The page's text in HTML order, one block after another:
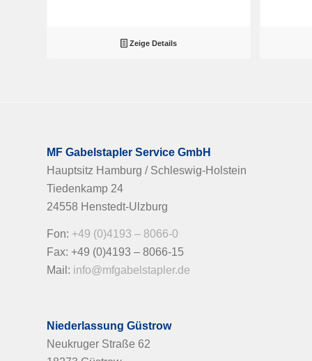
Zeige Details
MF Gabelstapler Service GmbH
Hauptsitz Hamburg / Schleswig-Holstein
Tiedenkamp 24
24558 Henstedt-Ulzburg
Fon: +49 (0)4193 – 8066-0
Fax: +49 (0)4193 – 8066-15
Mail: info@mfgabelstapler.de
Niederlassung Güstrow
Neukruger Straße 62